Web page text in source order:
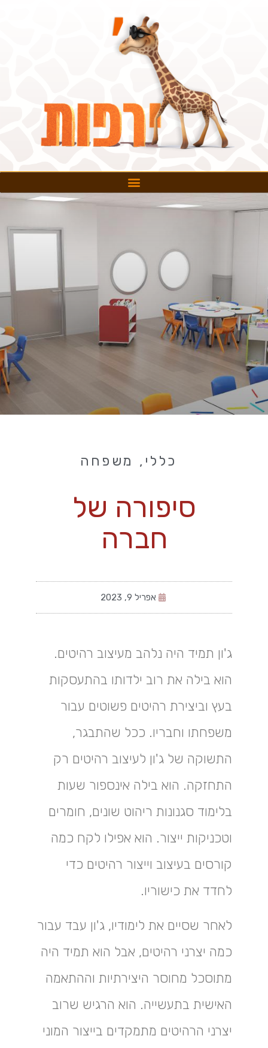
כללי , משפחה
סיפורה של
חברה
אפריל 9, 2023
ג'ון תמיד היה נלהב מעיצוב רהיטים.
הוא בילה את רוב ילדותו בהתעסקות
בעץ וביצירת רהיטים פשוטים עבור
משפחתו וחבריו. ככל שהתבגר,
התשוקה של ג'ון לעיצוב רהיטים רק
התחזקה. הוא בילה אינספור שעות
בלימוד סגנונות ריהוט שונים, חומרים
וטכניקות ייצור. הוא אפילו לקח כמה
קורסים בעיצוב וייצור רהיטים כדי
לחדד את כישוריו.
לאחר שסיים את לימודיו, ג'ון עבד עבור
כמה יצרני רהיטים, אבל הוא תמיד היה
מתוסכל מחוסר היצירתיות וההתאמה
האישית בתעשייה. הוא הרגיש שרוב
יצרני הרהיטים מתמקדים בייצור המוני